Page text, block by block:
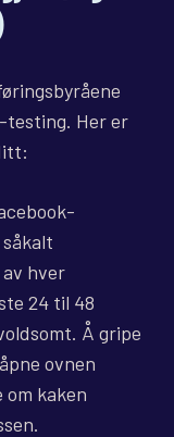
testing. Her er
hver
24 til 48
Å gripe
ovnen
kaken